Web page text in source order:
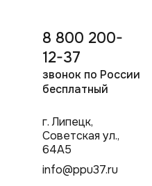
8 800 200-
12-37
звонок по России
бесплатный
г. Липецк,
Советская ул.,
64А5
info@ppu37.ru